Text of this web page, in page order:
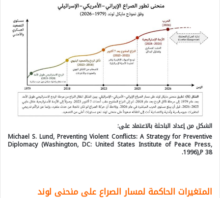
الشكل من إعداد الباحثة بالاعتماد على:
Michael S. Lund, Preventing Violent Conflicts: A Strategy for Preventive
Diplomacy (Washington, DC: United States Institute of Peace Press,
1996),P 38.
المتغيرات الحاكمة لمسار الصراع على منحنى لوند